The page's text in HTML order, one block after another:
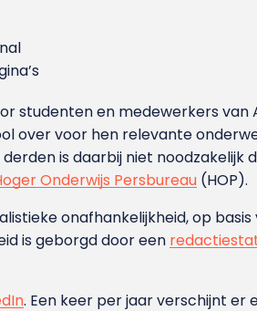
studenten en medewerkers van
over voor hen relevante
is daarbij niet noodzakelijk
Onderwijs Persbureau (HOP).
onafhankelijkheid, op basis
is geborgd door een
. Een keer per jaar verschijnt er